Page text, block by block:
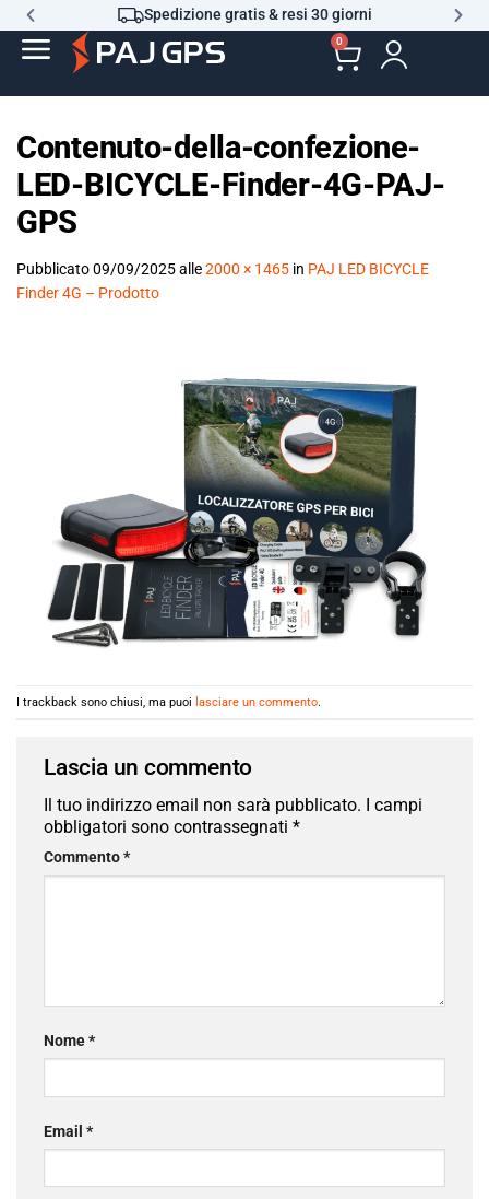
Spedizione gratis & resi 30 giorni
0
Contenuto-della-confezione-
LED-BICYCLE-Finder-4G-PAJ-
GPS
Pubblicato09/09/2025alle2000 × 1465 in PAJ LED BICYCLE
Finder 4G – Prodotto
I trackback sono chiusi, ma puoi lasciare un commento.
Lascia un commento
Il tuo indirizzo email non sarà pubblicato. I campi
obbligatori sono contrassegnati *
Commento*
Nome*
Email *